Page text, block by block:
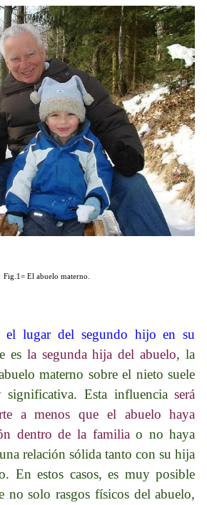
Fig.1= El abuelo materno.
el lugar del segundo hijo en su
es la segunda hija del abuelo, la
materno sobre el nieto suele
significativa. Esta influenciaserá
a menos que el abuelo haya
dentro de la familia o no haya
relación sólida tanto con su hija
En estos casos, es muy posible
no solo rasgos físicos del abuelo,